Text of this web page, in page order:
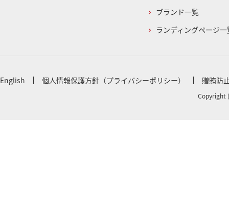
ブランド一覧
ランディングページ一
English 個人情報保護方針（プライバシーポリシー） 贈賄防
Copyright